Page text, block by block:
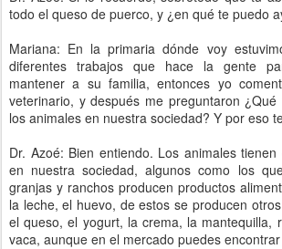
todo el queso de puerco, y ¿en qué te puedo
Mariana: En la primaria dónde voy
diferentes trabajos que hace la gente
mantener a su familia, entonces yo
veterinario, y después me preguntaron
los animales en nuestra sociedad? Y por eso
Dr. Azoé: Bien entiendo. Los animales
en nuestra sociedad, algunos como los
granjas y ranchos producen productos
la leche, el huevo, de estos se producen
el queso, el yogurt, la crema, la mantequilla,
vaca, aunque en el mercado puedes